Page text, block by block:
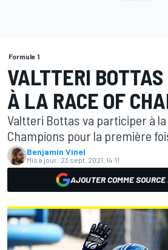
Formule 1
VALTTERI
À LA RACE OF
Valtteri Bottas va participer à la
Champions pour la première
Benjamin Vinel
Mis à jour: 23 sept. 2021, 14:11
AJOUTER COMME